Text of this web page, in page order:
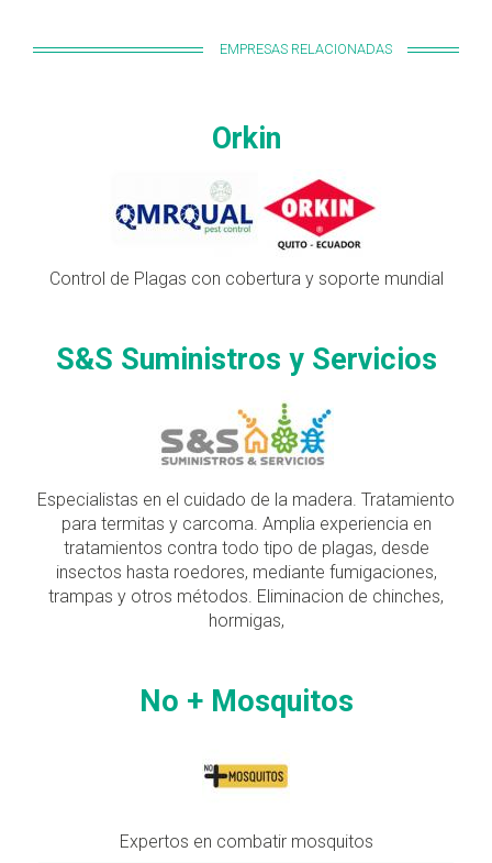
EMPRESAS RELACIONADAS
Orkin
Control de Plagas con cobertura y soporte mundial
S&S Suministros y Servicios
Especialistas en el cuidado de la madera. Tratamiento
para termitas y carcoma. Amplia experiencia en
tratamientos contra todo tipo de plagas, desde
insectos hasta roedores, mediante fumigaciones,
trampas y otros métodos. Eliminacion de chinches,
hormigas,
No + Mosquitos
Expertos en combatir mosquitos